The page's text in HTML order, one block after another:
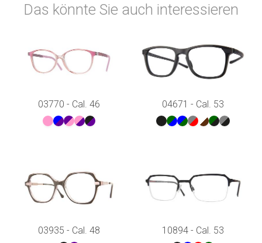
Das könnte Sie auch interessieren
03770 - Cal. 46 04671 - Cal. 53
03935 - Cal. 48 10894 - Cal. 53